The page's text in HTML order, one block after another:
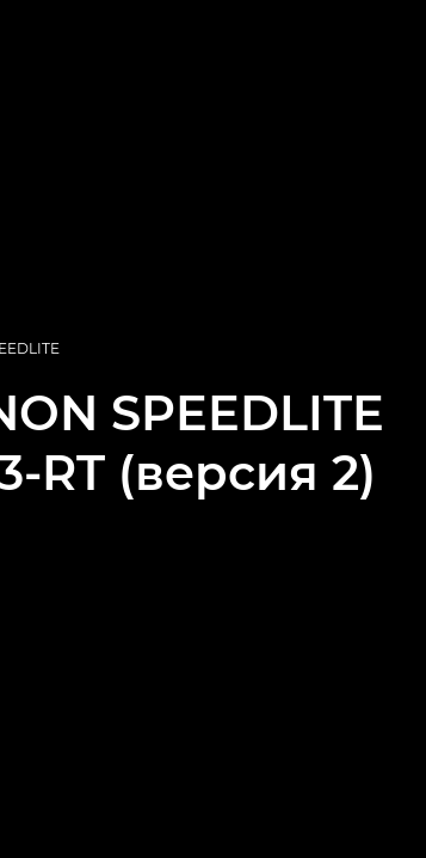
SPEEDLITE
RT (версия 2)